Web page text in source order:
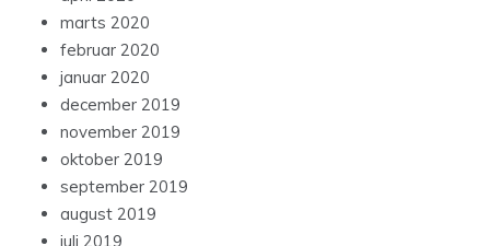
marts 2020
februar 2020
januar 2020
december 2019
november 2019
oktober 2019
september 2019
august 2019
juli 2019